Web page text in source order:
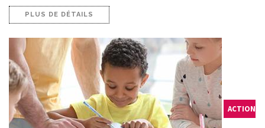
PLUS DE DÉTAILS
ACTION